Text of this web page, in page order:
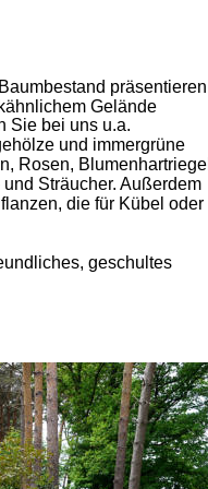
präsentieren
Gelände
Sie bei uns u.a.
und immergrüne
Rosen, Blumenhartriegel
Sträucher. Außerdem
die für Kübel oder
geschultes